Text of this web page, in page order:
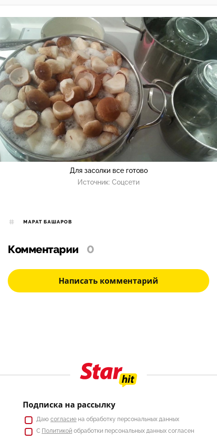
Для засолки все готово
Источник: Соцсети
МАРАТ БАШАРОВ
Комментарии 0
Написать комментарий
Подписка на рассылку
Даю согласие на обработку персональных данных
С Политикой обработки персональных данных согласен